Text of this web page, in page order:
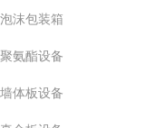
泡沫包装箱
聚氨酯设备
墙体板设备